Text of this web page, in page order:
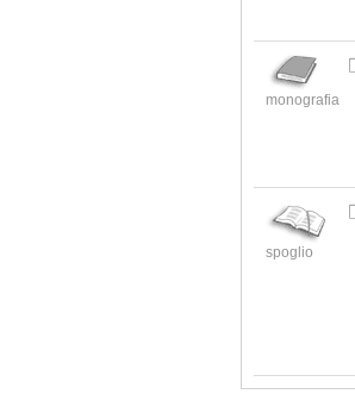
monografia
spoglio